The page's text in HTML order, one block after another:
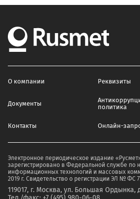
О компании Реквизиты
Документы
политика
Контакты Онлайн-
Электронное периодическое издание
зарегистрировано в Федеральной службе по
информационных технологий и массовых
2019 г. Свидетельство о регистрации ЭЛ № ФС
119017, г. Москва, ул. Большая Ордынка,